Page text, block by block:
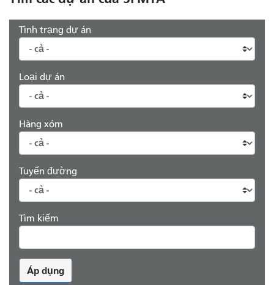
Tình trạng dự án
Loại dự án
Hàng xóm
Tuyến đường
Tìm kiếm
Áp dụng